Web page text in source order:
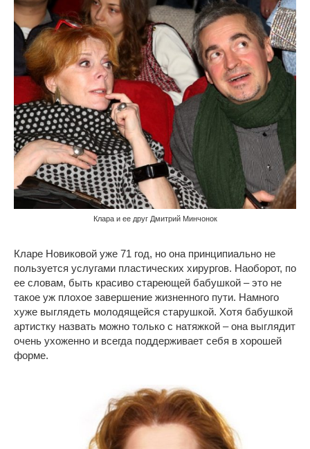
Клара и ее друг Дмитрий Минчонок
Кларе Новиковой уже 71 год, но она принципиально не
пользуется услугами пластических хирургов. Наоборот, по
ее словам, быть красиво стареющей бабушкой – это не
такое уж плохое завершение жизненного пути. Намного
хуже выглядеть молодящейся старушкой. Хотя бабушкой
артистку назвать можно только с натяжкой – она выглядит
очень ухоженно и всегда поддерживает себя в хорошей
форме.